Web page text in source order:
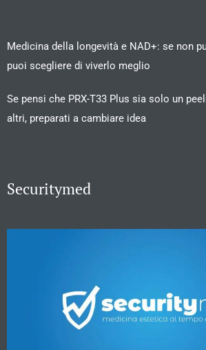
Medicina della longevità e NAD+: se non
puoi scegliere di viverlo meglio
Se pensi che PRX-T33 Plus sia solo un
altri, preparati a cambiare idea
Securitymed